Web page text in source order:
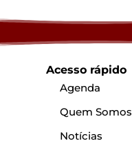
Acesso rápido
Agenda
Quem Somos
Notícias